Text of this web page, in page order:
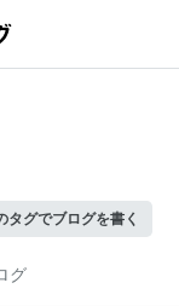
タグでブログを書く
グ